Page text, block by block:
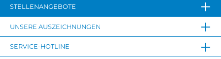
STELLENANGEBOTE
UNSERE AUSZEICHNUNGEN
SERVICE-HOTLINE